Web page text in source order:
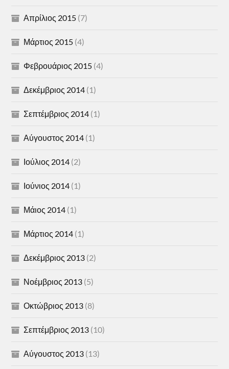
Απρίλιος 2015 (7)
Μάρτιος 2015 (4)
Φεβρουάριος 2015 (4)
Δεκέμβριος 2014 (1)
Σεπτέμβριος 2014 (1)
Αύγουστος 2014 (1)
Ιούλιος 2014 (2)
Ιούνιος 2014 (1)
Μάιος 2014 (1)
Μάρτιος 2014 (1)
Δεκέμβριος 2013 (2)
Νοέμβριος 2013 (5)
Οκτώβριος 2013 (8)
Σεπτέμβριος 2013 (10)
Αύγουστος 2013 (13)